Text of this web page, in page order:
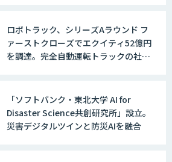
ジェント開発
ロボトラック、シリーズAラウンド フ
ァーストクローズでエクイティ52億円
を調達。完全自動運転トラックの社会
「ソフトバンク・東北大学 AI for
Disaster Science共創研究所」設立。
災害デジタルツインと防災AIを融合